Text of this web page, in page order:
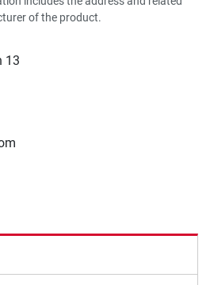
of the product.
13